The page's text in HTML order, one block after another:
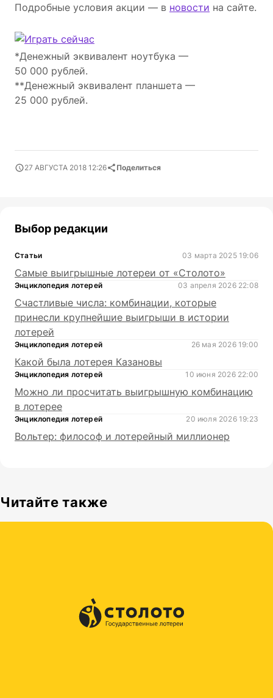
Подробные условия акции — в новости на сайте.
*Денежный эквивалент ноутбука —
50 000 рублей.
**Денежный эквивалент планшета —
25 000 рублей.
27 АВГУСТА 2018 12:26 Поделиться
Выбор редакции
Статьи 03 марта 2025 19:06
Самые выигрышные лотереи от «Столото»
Энциклопедия лотерей 03 апреля 2026 22:08
Счастливые числа: комбинации, которые
принесли крупнейшие выигрыши в истории
лотерей
Энциклопедия лотерей 26 мая 2026 19:00
Какой была лотерея Казановы
Энциклопедия лотерей 10 июня 2026 22:00
Можно ли просчитать выигрышную комбинацию
в лотерее
Энциклопедия лотерей 20 июля 2026 19:23
Вольтер: философ и лотерейный миллионер
Читайте также